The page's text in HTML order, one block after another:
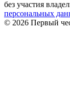
без участия
персональных
© 2026 Первый